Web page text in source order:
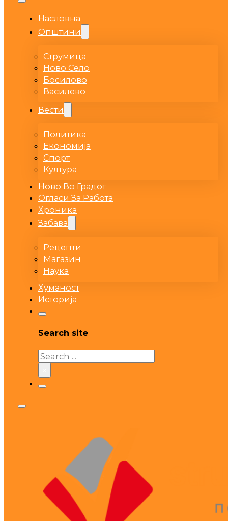
Насловна
Општини
Струмица
Ново Село
Босилово
Василево
Вести
Политика
Економија
Спорт
Култура
Ново Во Градот
Огласи За Работа
Хроника
Забава
Рецепти
Магазин
Наука
Хуманост
Историја
Search site
Search